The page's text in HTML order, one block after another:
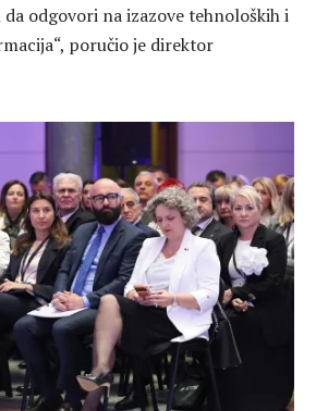
odgovori na izazove tehnoloških i
poručio je direktor